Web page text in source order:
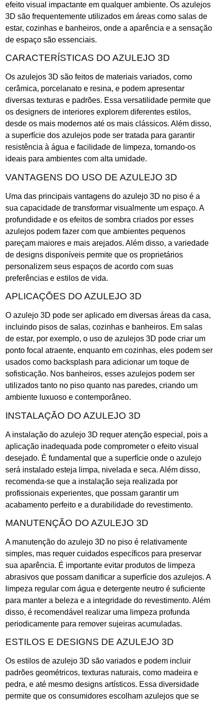
efeito visual impactante em qualquer ambiente. Os azulejos
3D são frequentemente utilizados em áreas como salas de
estar, cozinhas e banheiros, onde a aparência e a sensação
de espaço são essenciais.
CARACTERÍSTICAS DO AZULEJO 3D
Os azulejos 3D são feitos de materiais variados, como
cerâmica, porcelanato e resina, e podem apresentar
diversas texturas e padrões. Essa versatilidade permite que
os designers de interiores explorem diferentes estilos,
desde os mais modernos até os mais clássicos. Além disso,
a superfície dos azulejos pode ser tratada para garantir
resistência à água e facilidade de limpeza, tornando-os
ideais para ambientes com alta umidade.
VANTAGENS DO USO DE AZULEJO 3D
Uma das principais vantagens do azulejo 3D no piso é a
sua capacidade de transformar visualmente um espaço. A
profundidade e os efeitos de sombra criados por esses
azulejos podem fazer com que ambientes pequenos
pareçam maiores e mais arejados. Além disso, a variedade
de designs disponíveis permite que os proprietários
personalizem seus espaços de acordo com suas
preferências e estilos de vida.
APLICAÇÕES DO AZULEJO 3D
O azulejo 3D pode ser aplicado em diversas áreas da casa,
incluindo pisos de salas, cozinhas e banheiros. Em salas
de estar, por exemplo, o uso de azulejos 3D pode criar um
ponto focal atraente, enquanto em cozinhas, eles podem ser
usados como backsplash para adicionar um toque de
sofisticação. Nos banheiros, esses azulejos podem ser
utilizados tanto no piso quanto nas paredes, criando um
ambiente luxuoso e contemporâneo.
INSTALAÇÃO DO AZULEJO 3D
A instalação do azulejo 3D requer atenção especial, pois a
aplicação inadequada pode comprometer o efeito visual
desejado. É fundamental que a superfície onde o azulejo
será instalado esteja limpa, nivelada e seca. Além disso,
recomenda-se que a instalação seja realizada por
profissionais experientes, que possam garantir um
acabamento perfeito e a durabilidade do revestimento.
MANUTENÇÃO DO AZULEJO 3D
A manutenção do azulejo 3D no piso é relativamente
simples, mas requer cuidados específicos para preservar
sua aparência. É importante evitar produtos de limpeza
abrasivos que possam danificar a superfície dos azulejos. A
limpeza regular com água e detergente neutro é suficiente
para manter a beleza e a integridade do revestimento. Além
disso, é recomendável realizar uma limpeza profunda
periodicamente para remover sujeiras acumuladas.
ESTILOS E DESIGNS DE AZULEJO 3D
Os estilos de azulejo 3D são variados e podem incluir
padrões geométricos, texturas naturais, como madeira e
pedra, e até mesmo designs artísticos. Essa diversidade
permite que os consumidores escolham azulejos que se